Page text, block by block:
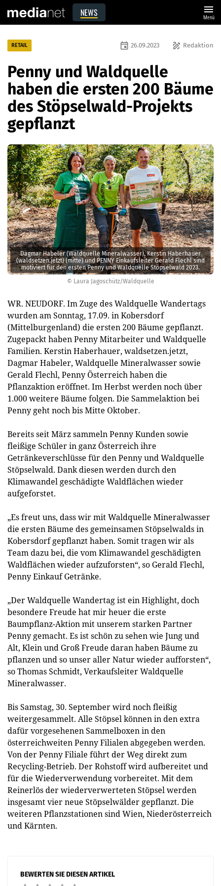
NEWS menu
Menü
© Laura Jagoschütz/Waldquelle
Dagmar Habeler (Waldquelle Mineralwasser), Kerstin Haberhauer
(waldsetzen.jetzt) (mitte) und PENNY Einkaufsleiter Gerald Flechl sind
motiviert für den ersten Penny und Waldquelle Stöpselwald 2023.
RETAIL draw Redaktion
event 26.09.2023
Penny und Waldquelle
haben die ersten 200 Bäume
des Stöpselwald-Projekts
gepflanzt
WR. NEUDORF. Im Zuge des Waldquelle Wandertags
wurden am Sonntag, 17.09. in Kobersdorf
(Mittelburgenland) die ersten 200 Bäume gepflanzt.
Zugepackt haben Penny Mitarbeiter und Waldquelle
Familien. Kerstin Haberhauer, waldsetzen.jetzt,
Dagmar Habeler, Waldquelle Mineralwasser sowie
Gerald Flechl, Penny Österreich haben die
Pflanzaktion eröffnet. Im Herbst werden noch über
1.000 weitere Bäume folgen. Die Sammelaktion bei
Penny geht noch bis Mitte Oktober.
Bereits seit März sammeln Penny Kunden sowie
fleißige Schüler in ganz Österreich ihre
Getränkeverschlüsse für den Penny und Waldquelle
Stöpselwald. Dank diesen werden durch den
Klimawandel geschädigte Waldflächen wieder
aufgeforstet.
„Es freut uns, dass wir mit Waldquelle Mineralwasser
die ersten Bäume des gemeinsamen Stöpselwalds in
Kobersdorf gepflanzt haben. Somit tragen wir als
Team dazu bei, die vom Klimawandel geschädigten
Waldflächen wieder aufzuforsten“, so Gerald Flechl,
Penny Einkauf Getränke.
„Der Waldquelle Wandertag ist ein Highlight, doch
besondere Freude hat mir heuer die erste
Baumpflanz-Aktion mit unserem starken Partner
Penny gemacht. Es ist schön zu sehen wie Jung und
Alt, Klein und Groß Freude daran haben Bäume zu
pflanzen und so unser aller Natur wieder aufforsten“,
so Thomas Schmidt, Verkaufsleiter Waldquelle
Mineralwasser.
Bis Samstag, 30. September wird noch fleißig
weitergesammelt. Alle Stöpsel können in den extra
dafür vorgesehenen Sammelboxen in den
österreichweiten Penny Filialen abgegeben werden.
Von der Penny Filiale führt der Weg direkt zum
Recycling-Betrieb. Der Rohstoff wird aufbereitet und
für die Wiederverwendung vorbereitet. Mit dem
Reinerlös der wiederverwerteten Stöpsel werden
insgesamt vier neue Stöpselwälder gepflanzt. Die
weiteren Pflanzstationen sind Wien, Niederösterreich
und Kärnten.
BEWERTEN SIE DIESEN ARTIKEL